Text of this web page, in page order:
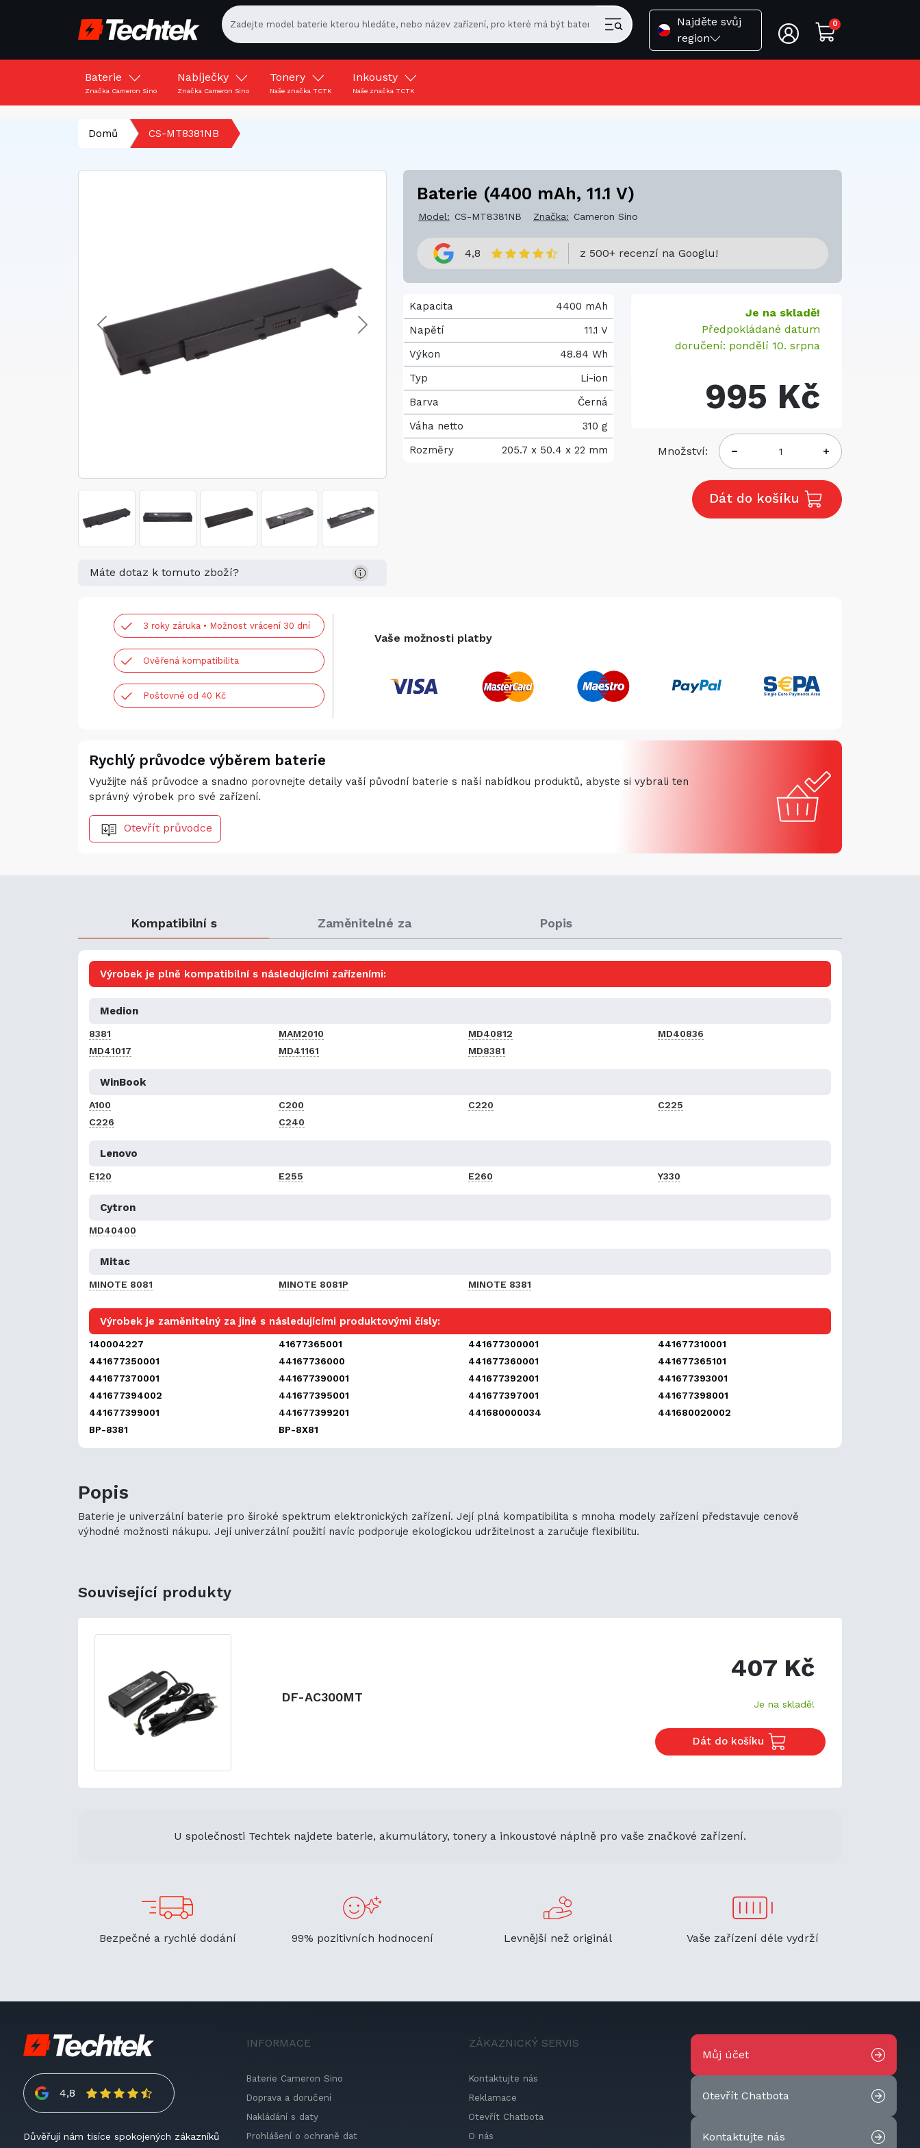
Najděte svůj
region
0
Baterie
Značka Cameron Sino
Nabíječky
Značka Cameron Sino
Tonery
Naše značka TCTK
Inkousty
Naše značka TCTK
Domů CS-MT8381NB
Máte dotaz k tomuto zboží?
Baterie (4400 mAh, 11.1 V)
Model: CS-MT8381NB Značka: Cameron Sino
4,8 z 500+ recenzí na Googlu!
Kapacita
4400 mAh
Napětí
11.1 V
Výkon
48.84 Wh
Typ
Li-ion
Barva
Černá
Váha netto
310 g
Rozměry
205.7 x 50.4 x 22 mm
Je na skladě!
Předpokládané datum
doručení: pondělí 10. srpna
995 Kč
Množství:
Dát do košíku
3 roky záruka • Možnost vrácení 30 dní
Ověřená kompatibilita
Poštovné od 40 Kč
Vaše možnosti platby
Rychlý průvodce výběrem baterie
Využijte náš průvodce a snadno porovnejte detaily vaší původní baterie s naší nabídkou produktů, abyste si vybrali ten
správný výrobek pro své zařízení.
Otevřít průvodce
Kompatibilní s Zaměnitelné za Popis
Výrobek je plně kompatibilní s následujícími zařízeními:
Medion
8381 MAM2010 MD40812
MD40836
MD41017
MD41161 MD8381
WinBook
A100 C200 C220
C225
C226
C240
Lenovo
E120 E255 E260 Y330
Cytron
MD40400
Mitac
MINOTE 8081 MINOTE 8081P MINOTE 8381
Výrobek je zaměnitelný za jiné s následujícími produktovými čísly:
140004227 41677365001 441677300001
441677310001
441677350001
44167736000 441677360001
441677365101
441677370001
441677390001 441677392001
441677393001
441677394002
441677395001 441677397001
441677398001
441677399001
441677399201 441680000034
441680020002
BP-8381
BP-8X81
Popis
Baterie je univerzální baterie pro široké spektrum elektronických zařízení. Její plná kompatibilita s mnoha modely zařízení představuje cenově
výhodné možnosti nákupu. Její univerzální použití navíc podporuje ekologickou udržitelnost a zaručuje flexibilitu.
Související produkty
DF-AC300MT
407 Kč
Je na skladě!
Dát do košíku
U společnosti Techtek najdete baterie, akumulátory, tonery a inkoustové náplně pro vaše značkové zařízení.
Bezpečné a rychlé dodání 99% pozitivních hodnocení Levnější než originál Vaše zařízení déle vydrží
4,8
Důvěřují nám tisíce spokojených zákazníků
INFORMACE
Baterie Cameron Sino
Doprava a doručení
Nakládání s daty
Prohlášení o ochraně dat
ZÁKAZNICKÝ SERVIS
Kontaktujte nás
Reklamace
Otevřít Chatbota
O nás
Můj účet
Otevřít Chatbota
Kontaktujte nás